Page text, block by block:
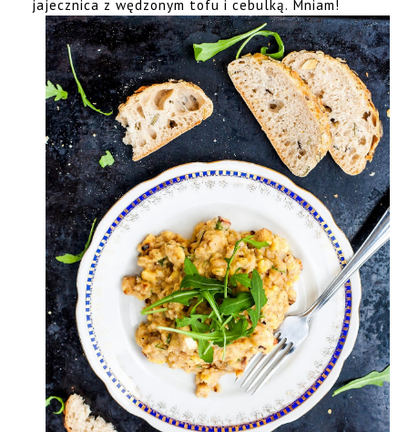
jajecznica z wędzonym tofu i cebulką. Mniam!